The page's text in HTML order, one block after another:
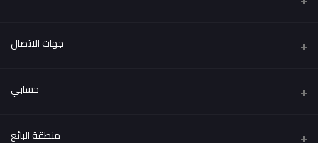
جهات الاتصال
عنوان
Babamisr Shopping
هاتف
حسابي
تسجيل الدخول منطقة البائع